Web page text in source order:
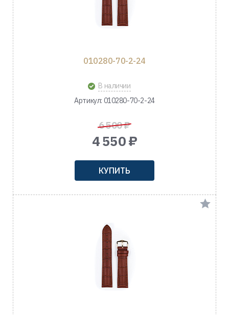
010280-70-2-24
В наличии
Артикул: 010280-70-2-24
6 500 ₽
4 550 ₽
КУПИТЬ